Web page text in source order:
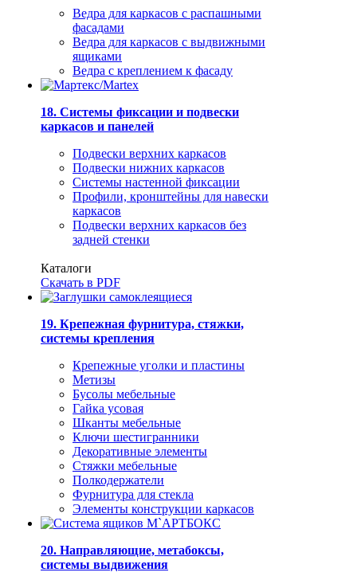
Ведра для каркасов с распашными
фасадами
Ведра для каркасов с выдвижными
ящиками
Ведра с креплением к фасаду
18. Системы фиксации и подвески
каркасов и панелей
Подвески верхних каркасов
Подвески нижних каркасов
Системы настенной фиксации
Профили, кронштейны для навески
каркасов
Подвески верхних каркасов без
задней стенки
Каталоги
Скачать в PDF
19. Крепежная фурнитура, стяжки,
системы крепления
Крепежные уголки и пластины
Метизы
Бусолы мебельные
Гайка усовая
Шканты мебельные
Ключи шестигранники
Декоративные элементы
Стяжки мебельные
Полкодержатели
Фурнитура для стекла
Элементы конструкции каркасов
20. Направляющие, метабоксы,
системы выдвижения